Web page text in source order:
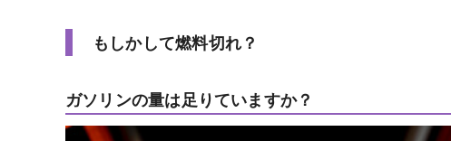
もしかして燃料切れ？
ガソリンの量は足りていますか？